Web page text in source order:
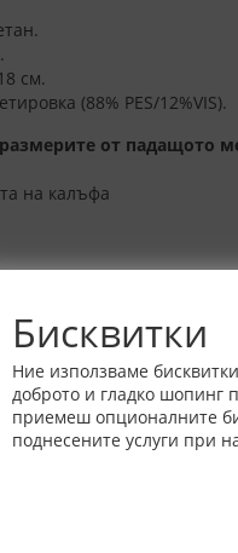
Бисквитки
Ние използваме
доброто и гладко шопинг
приемеш опционалните
поднесените услуги при
см.
(88% PES/12%VIS).
от падащото
на калъфа
работни дни, при
също